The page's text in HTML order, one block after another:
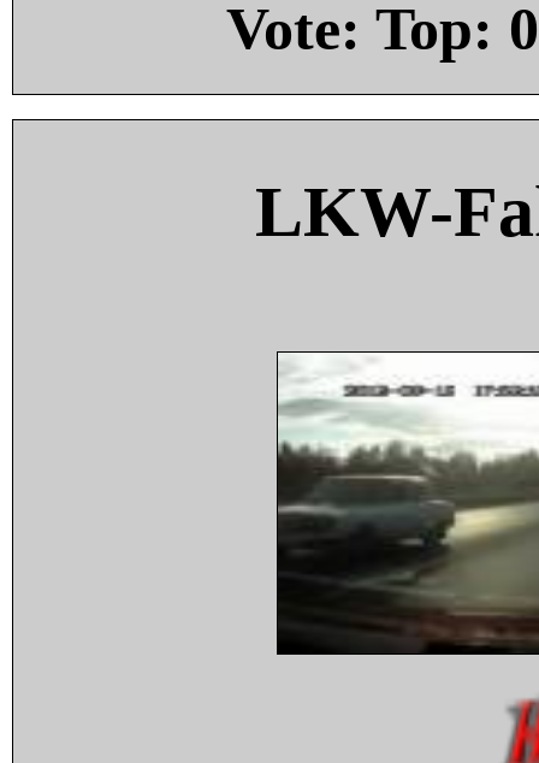
Vote: Top: 0
LKW-